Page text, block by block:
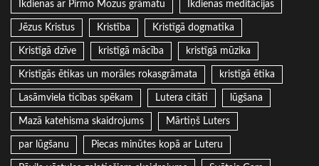
Ikdienas ar Pirmo Mozus grāmatu Ikdienas meditācijas
Jēzus Kristus Kristība Kristīgā dogmatika
Kristīgā dzīve kristīgā mācība kristīgā mūzika
Kristīgās ētikas un morāles rokasgrāmata kristīgā ētika
Lasāmviela ticības spēkam Lutera citāti lūgšana
Mazā katehisma skaidrojums Mārtiņš Luters
par lūgšanu Piecas minūtes kopā ar Luteru